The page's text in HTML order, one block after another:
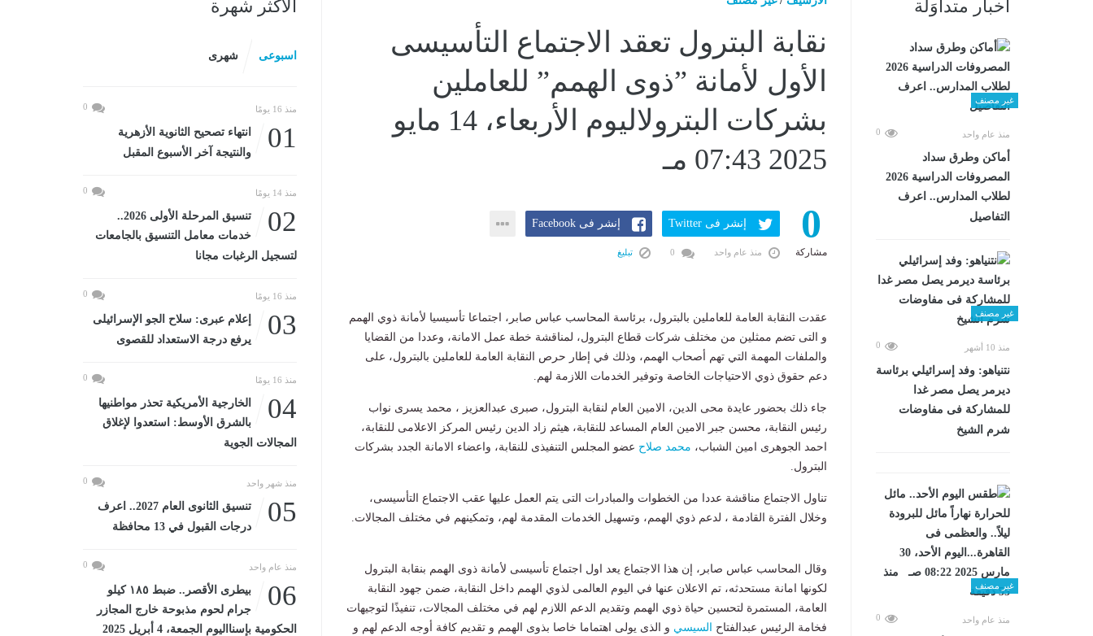
أخبار متداوَلة
غير مصنف
منذ عام واحد 0
أماكن وطرق سداد
المصروفات الدراسية 2026
لطلاب المدارس.. اعرف
التفاصيل
غير مصنف
منذ 10 أشهر 0
نتنياهو: وفد إسرائيلي برئاسة
ديرمر يصل مصر غدا
للمشاركة فى مفاوضات
شرم الشيخ
غير مصنف
منذ عام واحد 0
نقابة البترول تعقد الاجتماع التأسيسى
الأول لأمانة ”ذوى الهمم” للعاملين
بشركات البترولاليوم الأربعاء، 14 مايو
2025 07:43 مـ
0
مشاركة
إنشر فى Twitter إنشر فى Facebook
منذ عام واحد تبليغ
عقدت النقابة العامة للعاملين بالبترول، برئاسة المحاسب عباس صابر، اجتماعا تأسيسيا لأمانة ذوي الهمم
و التى تضم ممثلين من مختلف شركات قطاع البترول، لمناقشة خطة عمل الامانة، وعددا من القضايا
والملفات المهمة التي تهم أصحاب الهمم، وذلك في إطار حرص النقابة العامة للعاملين بالبترول، على
دعم حقوق ذوي الاحتياجات الخاصة وتوفير الخدمات اللازمة لهم.
جاء ذلك بحضور عايدة محى الدين، الامين العام لنقابة البترول، صبرى عبدالعزيز ، محمد يسرى نواب
رئيس النقابة، محسن جبر الامين العام المساعد للنقابة، هيثم زاد الدين رئيس المركز الاعلامى للنقابة،
احمد الجوهرى امين الشباب، محمد صلاح عضو المجلس التنفيذى للنقابة، واعضاء الامانة الجدد بشركات
البترول.
تناول الاجتماع مناقشة عددا من الخطوات والمبادرات التى يتم العمل عليها عقب الاجتماع التأسيسى،
وخلال الفترة القادمة ، لدعم ذوي الهمم، وتسهيل الخدمات المقدمة لهم، وتمكينهم في مختلف المجالات.
وقال المحاسب عباس صابر، إن هذا الاجتماع يعد اول اجتماع تأسيسى لأمانة ذوى الهمم بنقابة البترول
لكونها امانة مستحدثه، تم الاعلان عنها في اليوم العالمى لذوي الهمم داخل النقابة، ضمن جهود النقابة
العامة، المستمرة لتحسين حياة ذوي الهمم وتقديم الدعم اللازم لهم في مختلف المجالات، تنفيذًا لتوجيهات
فخامة الرئيس عبدالفتاح
السيسي و الذى يولى اهتماما خاصا بذوى الهمم و تقديم كافة أوجه الدعم لهم و
الأكثر شهرة
اسبوعى شهرى
منذ 16 يومًا 0
01
انتهاء تصحيح الثانوية الأزهرية
والنتيجة آخر الأسبوع المقبل
منذ 14 يومًا 0
02
تنسيق المرحلة الأولى 2026..
خدمات معامل التنسيق بالجامعات
لتسجيل الرغبات مجانا
منذ 16 يومًا 0
03
إعلام عبرى: سلاح الجو الإسرائيلى
يرفع درجة الاستعداد للقصوى
منذ 16 يومًا 0
04
الخارجية الأمريكية تحذر مواطنيها
بالشرق الأوسط: استعدوا لإغلاق
المجالات الجوية
منذ شهر واحد 0
05
تنسيق الثانوى العام 2027.. اعرف
درجات القبول في 13 محافظة
منذ عام واحد 0
06
بيطرى الأقصر.. ضبط ١٨٥ كيلو
جرام لحوم مذبوحة خارج المجازر
الحكومية بإسنااليوم الجمعة، 4 أبريل 2025